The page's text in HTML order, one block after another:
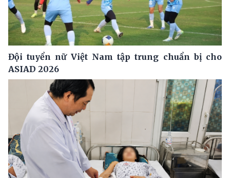
Đội tuyển nữ Việt Nam tập trung chuẩn bị cho
ASIAD 2026